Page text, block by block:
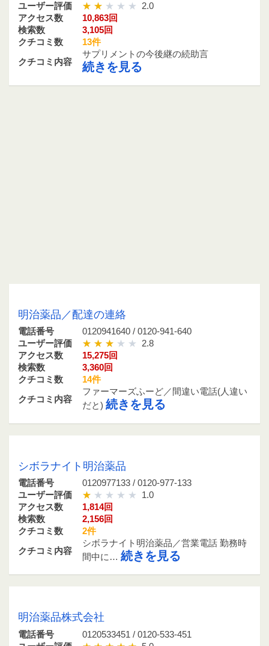
ユーザー評価
2.0
アクセス数
10,863回
検索数
3,105回
クチコミ数
13件
クチコミ内容
サプリメントの今後継の続助言
続きを見る
明治薬品／配達の連絡
電話番号
0120941640 / 0120-941-640
ユーザー評価
2.8
アクセス数
15,275回
検索数
3,360回
クチコミ数
14件
クチコミ内容
ファーマーズふーど／間違い電話(人違い
だと) 続きを見る
シボラナイト明治薬品
電話番号
0120977133 / 0120-977-133
ユーザー評価
1.0
アクセス数
1,814回
検索数
2,156回
クチコミ数
2件
クチコミ内容
シボラナイト明治薬品／営業電話 勤務時
間中に… 続きを見る
明治薬品株式会社
電話番号
0120533451 / 0120-533-451